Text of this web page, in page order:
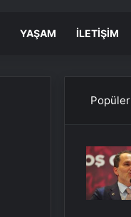
YAŞAM İLETIŞIM
Popüler